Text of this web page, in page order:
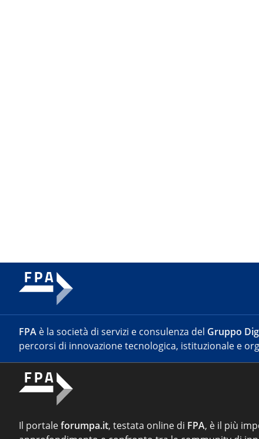
FPA è la società di servizi e consulenza del Gruppo
percorsi di innovazione tecnologica, istituzionale e
Il portaleforumpa.it, testata online di FPA, è il più